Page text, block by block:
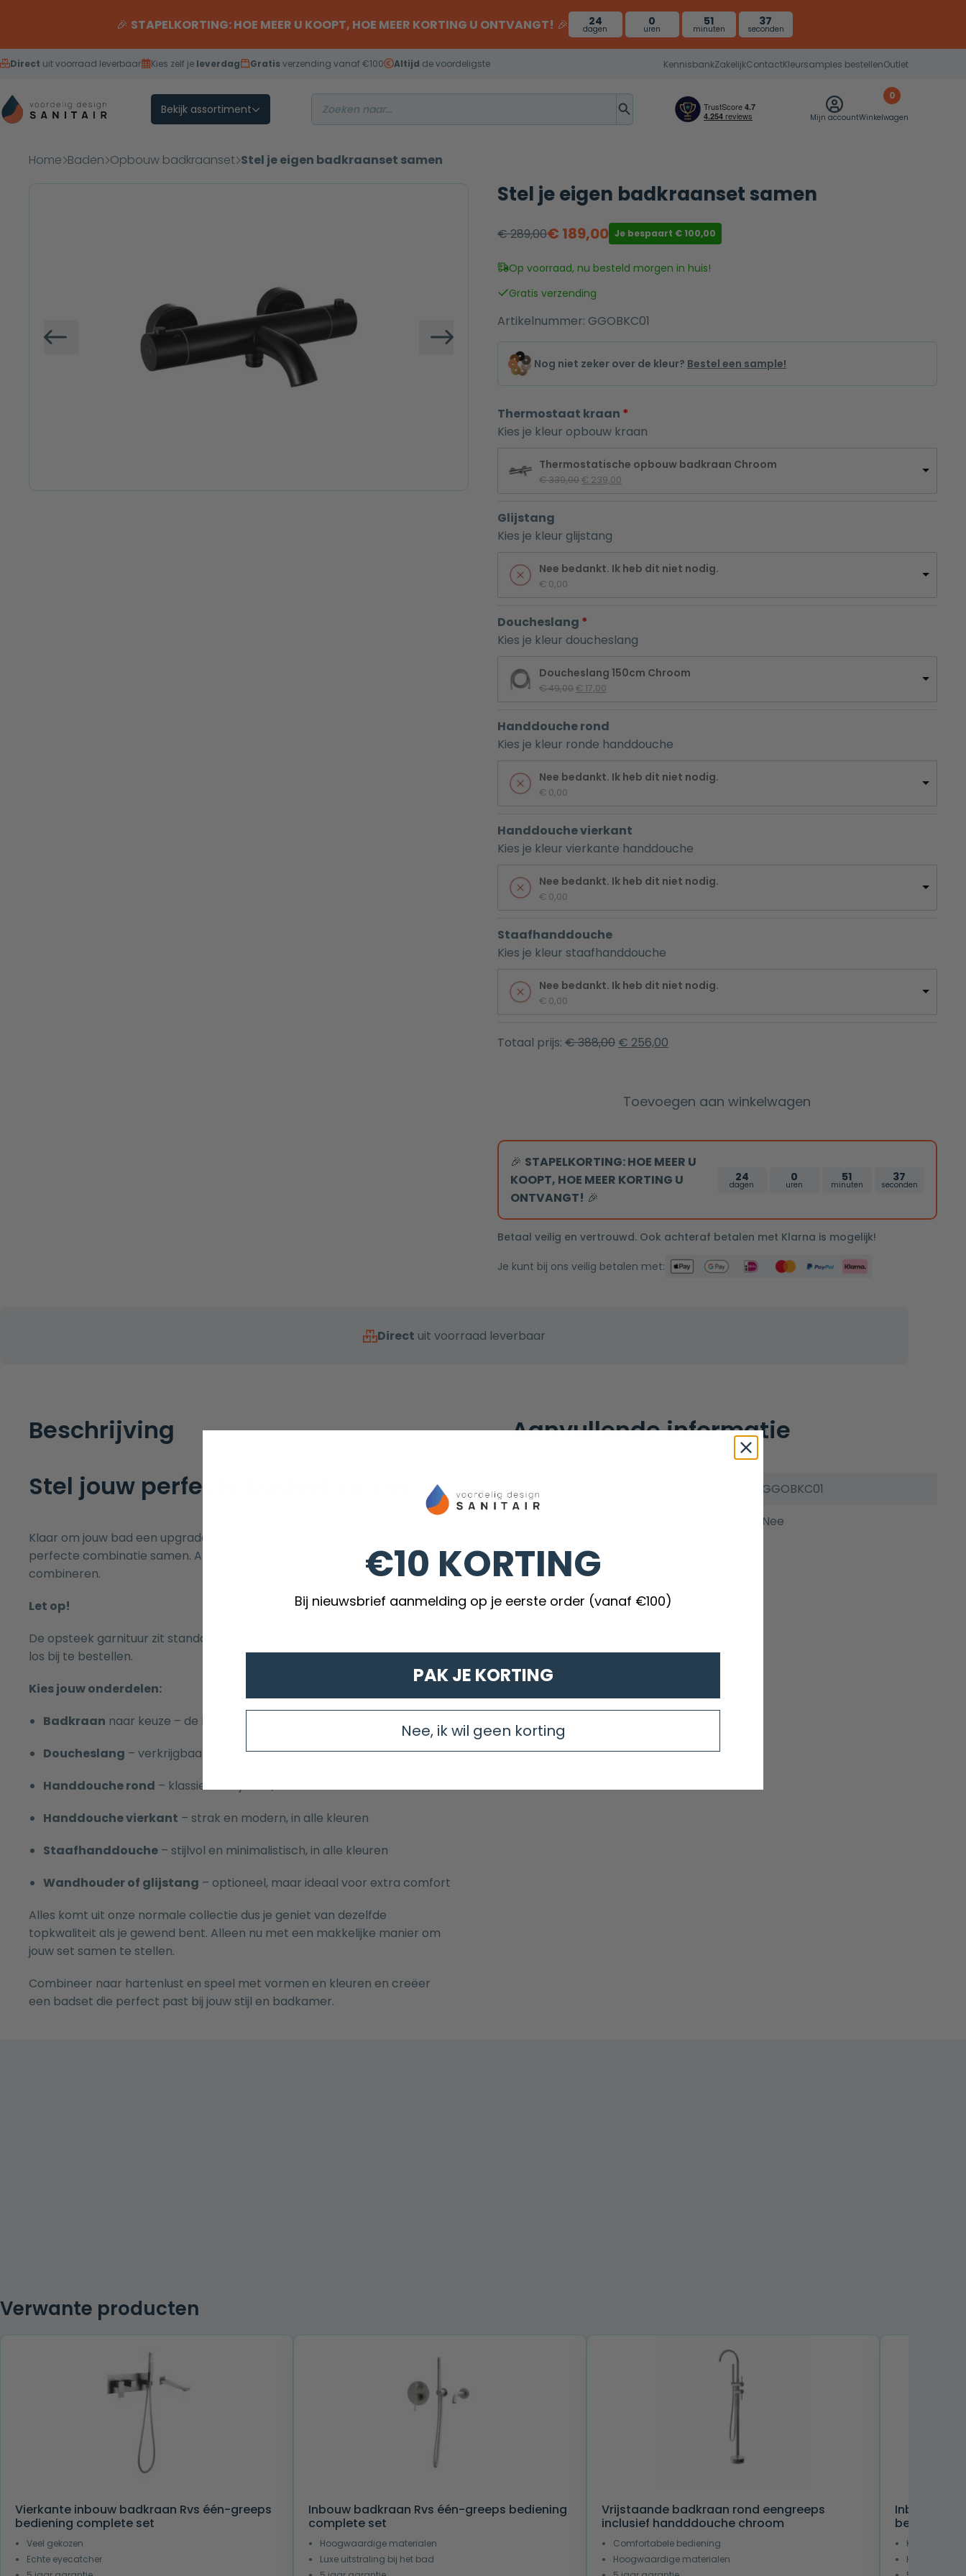
🎉 STAPELKORTING: HOE MEER U KOOPT, HOE MEER KORTING U ONTVANGT! 🎉 24
dagen
0
uren
51
minuten
36
seconden
Direct uit voorraad leverbaar Kies zelf je leverdag Gratisverzending vanaf €100 Altijd de voordeligste KennisbankZakelijkContactKleursamples bestellenOutlet
Bekijk assortiment
Mijn account
0
Winkelwagen
Home Baden Opbouw badkraanset Stel je eigen badkraanset samen
Vorige Volgende
Stel je eigen badkraanset samen
€289,00
Oorspronkelijke
prijs
was:
€ 289,00.
€ 189,00
Huidige
prijs
is:
€ 189,00.
Je bespaart €100,00
Op voorraad, nu besteld morgen in huis!
Gratis verzending
Artikelnummer: GGOBKC01
Nog niet zeker over de kleur? Bestel een sample!
Thermostaat kraan
Kies je kleur opbouw kraan
Thermostatische opbouw badkraan Chroom
€ 339,00Oorspronkelijke
€ 239,00Huidige
Glijstang
Kies je kleur glijstang
Nee bedankt. Ik heb dit niet nodig.
€ 0,00
Doucheslang
Kies je kleur doucheslang
Doucheslang 150cm Chroom
€ 49,00Oorspronkelijke
€ 49,00.
€ 17,00Huidige
€ 17,00.
Handdouche rond
Kies je kleur ronde handdouche
Nee bedankt. Ik heb dit niet nodig.
€ 0,00
Handdouche vierkant
Kies je kleur vierkante handdouche
Nee bedankt. Ik heb dit niet nodig.
€ 0,00
Staafhanddouche
Kies je kleur staafhanddouche
Nee bedankt. Ik heb dit niet nodig.
€ 0,00
Totaal prijs: €388,00 € 256,00
eigen
badkraanset
samen
aantal
Toevoegen aan winkelwagen
🎉 STAPELKORTING: HOE MEER U
KOOPT, HOE MEER KORTING U
ONTVANGT! 🎉
24
dagen
0
uren
51
minuten
36
seconden
Betaal veilig en vertrouwd. Ook achteraf betalen met Klarna is mogelijk!
Je kunt bij ons veilig betalen met:
Direct uit voorraad leverbaar
Beschrijving
Stel jouw perfecte badset samen
Klaar om jouw bad een upgrade te geven? Met onze badset stel je zelf de
perfecte combinatie samen. Alles is los te kiezen en prachtig met elkaar te
combineren.
Let op!
De opsteek garnituur zit standaard bij het onderblok dus die hoeft je er niet
los bij te bestellen.
Kies jouw onderdelen:
Badkraan naar keuze – de basis van jouw set
Doucheslang – verkrijgbaar in PVC,RVSofRVS/PVC
Handdouche rond – klassiek en tijdloos, in alle kleuren
Handdouche vierkant – strak en modern, in alle kleuren
Staafhanddouche – stijlvol en minimalistisch, in alle kleuren
Wandhouder of glijstang – optioneel, maar ideaal voor extra comfort
Alles komt uit onze normale collectie dus je geniet van dezelfde
topkwaliteit als je gewend bent. Alleen nu met een makkelijke manier om
jouw set samen te stellen.
Combineer naar hartenlust en speel met vormen en kleuren en creëer
een badset die perfect past bij jouw stijl en badkamer.
Aanvullende informatie
Artikelnummer
GGOBKC01
Nee
Verwante producten
Vierkante inbouw badkraan Rvs één-greeps
bediening complete set
Veel gekozen
Echte eyecatcher
Inbouw badkraan Rvs één-greeps bediening
complete set
Hoogwaardige materialen
Luxe uitstraling bij het bad
Vrijstaande badkraan rond eengreeps
inclusief handddouche chroom
Comfortabele bediening
Hoogwaardige materialen
Inbouw
bediening
Keuze
€10 KORTING
Bij nieuwsbrief aanmelding op je eerste order (vanaf €100)
PAK JE KORTING
Nee, ik wil geen korting